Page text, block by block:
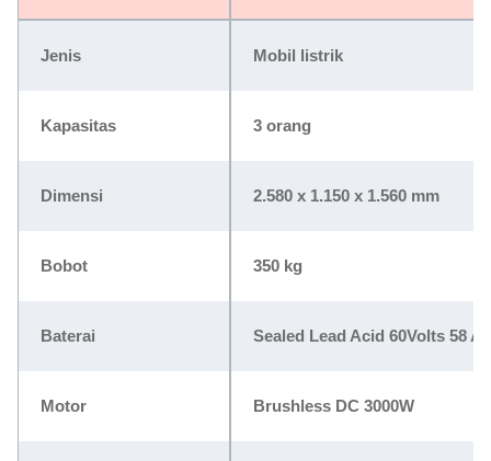
Jenis Mobil listrik
Kapasitas 3 orang
Dimensi 2.580 x 1.150 x 1.560 mm
Bobot 350 kg
Baterai Sealed Lead Acid 60Volts 58 Ah
Motor Brushless DC 3000W